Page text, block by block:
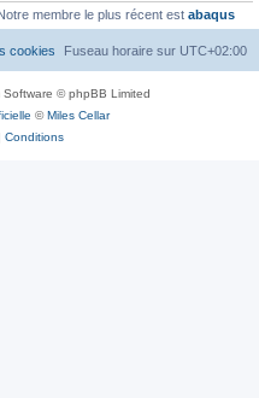
membre le plus récent est abaqus
Fuseau horaire sur UTC+02:00
cookies
Software © phpBB Limited
©Miles Cellar
Conditions